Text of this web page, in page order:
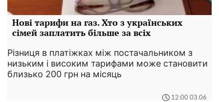
Нові тарифи на газ. Хто з українських
сімей заплатить більше за всіх
Різниця в платіжках між постачальником з
низьким і високим тарифами може становити
близько 200 грн на місяць
12:00 03.06